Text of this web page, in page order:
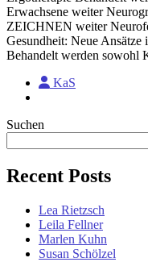
Erwachsene weiter
ZEICHNEN weiter
Gesundheit: Neue
Behandelt werden sowohl
KaS
Suchen
Recent Posts
Lea Rietzsch
Leila Fellner
Marlen Kuhn
Susan Schölzel